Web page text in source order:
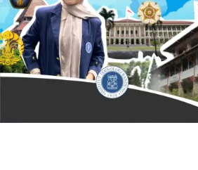
OUR PROGRAM